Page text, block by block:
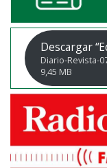
Descargar
Diario-Revista-
9,45 MB